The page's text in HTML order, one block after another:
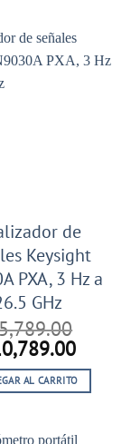
de
Keysight
PXA, 3 Hz a
GHz
El
precio
actual
AL CARRITO